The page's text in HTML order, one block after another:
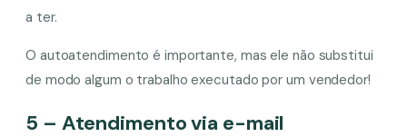
a ter.
O autoatendimento é importante, mas ele não substitui
de modo algum o trabalho executado por um vendedor!
5 – Atendimento via e-mail